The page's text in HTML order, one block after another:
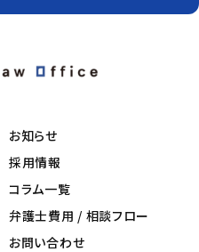
お知らせ
採用情報
コラム一覧
弁護士費用 / 相談フロー
お問い合わせ